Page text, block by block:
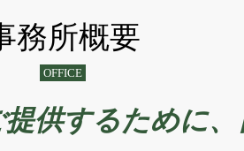
務所概要
OFFICE
供するために